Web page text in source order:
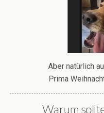
Aber natürlich
Prima
Warum